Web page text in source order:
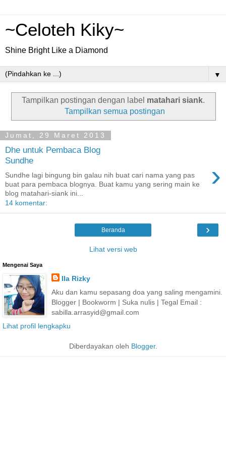
~Celoteh Kiky~
Shine Bright Like a Diamond
▼
Tampilkan postingan dengan label matahari siank.
Tampilkan semua postingan
Jumat, 29 Maret 2013
Dhe untuk Pembaca Blog
Sundhe
›
Sundhe lagi bingung bin galau nih buat cari nama yang pas
buat para pembaca blognya. Buat kamu yang sering main ke
blog matahari-siank ini...
14 komentar:
›
Beranda
Lihat versi web
Mengenai Saya
Ila Rizky
Aku dan kamu sepasang doa yang saling mengamini.
Blogger | Bookworm | Suka nulis | Tegal Email :
sabilla.arrasyid@gmail.com
Lihat profil lengkapku
Diberdayakan oleh Blogger.